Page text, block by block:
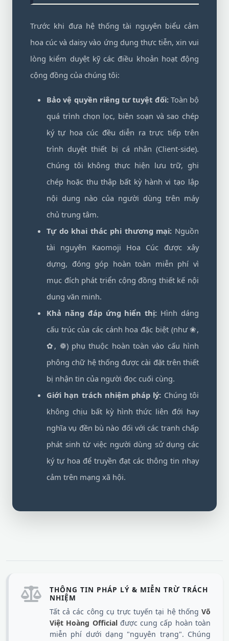
Trước khi đưa hệ thống tài nguyên biểu cảm
hoa cúc và daisy vào ứng dụng thực tiễn, xin vui
lòng kiểm duyệt kỹ các điều khoản hoạt động
cộng đồng của chúng tôi:
Bảo vệ quyền riêng tư tuyệt đối:Toàn bộ
quá trình chọn lọc, biên soạn và sao chép
ký tự hoa cúc đều diễn ra trực tiếp trên
trình duyệt thiết bị cá nhân (Client-side).
Chúng tôi không thực hiện lưu trữ, ghi
chép hoặc thu thập bất kỳ hành vi tạo lập
nội dung nào của người dùng trên máy
chủ trung tâm.
Tự do khai thác phi thương mại: Nguồn
tài nguyên Kaomoji Hoa Cúc được xây
dựng, đóng góp hoàn toàn miễn phí vì
mục đích phát triển cộng đồng thiết kế nội
dung văn minh.
Khả năng đáp ứng hiển thị: Hình dáng
cấu trúc của các cánh hoa đặc biệt (như ❀,
✿, ❁) phụ thuộc hoàn toàn vào cấu hình
phông chữ hệ thống được cài đặt trên thiết
bị nhận tin của người đọc cuối cùng.
Giới hạn trách nhiệm pháp lý: Chúng tôi
không chịu bất kỳ hình thức liên đới hay
nghĩa vụ đền bù nào đối với các tranh chấp
phát sinh từ việc người dùng sử dụng các
ký tự hoa để truyền đạt các thông tin nhạy
cảm trên mạng xã hội.
THÔNG TIN PHÁP LÝ & MIỄN TRỪ TRÁCH
NHIỆM
Tất cả các công cụ trực tuyến tại hệ thống Võ
Việt Hoàng Officialđược cung cấp hoàn toàn
miễn phí dưới dạng "nguyên trạng". Chúng